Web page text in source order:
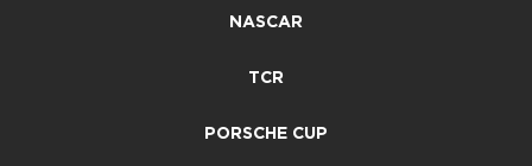
NASCAR
TCR
PORSCHE CUP